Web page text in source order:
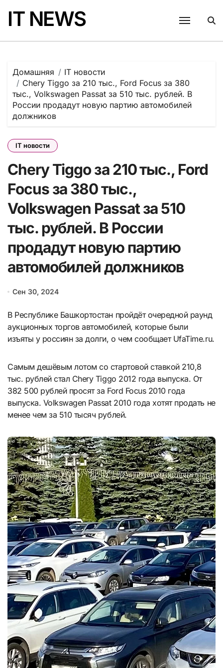
содержанию
IT NEWS
Домашняя
IT новости
Chery Tiggo за 210 тыс., Ford Focus за 380
тыс., Volkswagen Passat за 510 тыс. рублей. В
России продадут новую партию автомобилей
должников
IT новости
Chery Tiggo за 210 тыс., Ford
Focus за 380 тыс.,
Volkswagen Passat за 510
тыс. рублей. В России
продадут новую партию
автомобилей должников
Сен 30, 2024
В Республике Башкортостан пройдёт очередной раунд
аукционных торгов автомобилей, которые были
изъяты у россиян за долги, о чем сообщает UfaTime.ru.
Самым дешёвым лотом со стартовой ставкой 210,8
тыс. рублей стал Chery Tiggo 2012 года выпуска. От
382 500 рублей просят за Ford Focus 2010 года
выпуска. Volkswagen Passat 2010 года хотят продать не
менее чем за 510 тысяч рублей.